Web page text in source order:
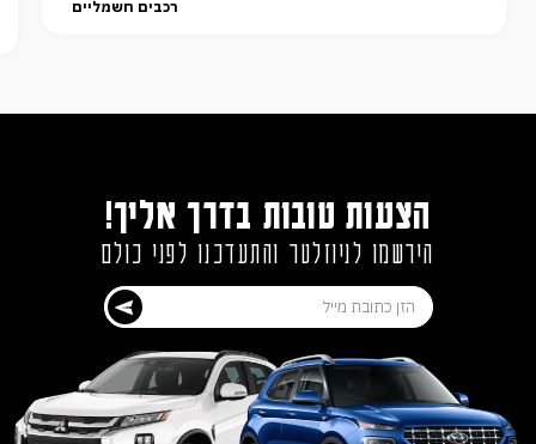
רכבים חשמליים
הצעות טובות בדרך אליך!
הירשמו לניוזלטר והתעדכנו לפני כולם